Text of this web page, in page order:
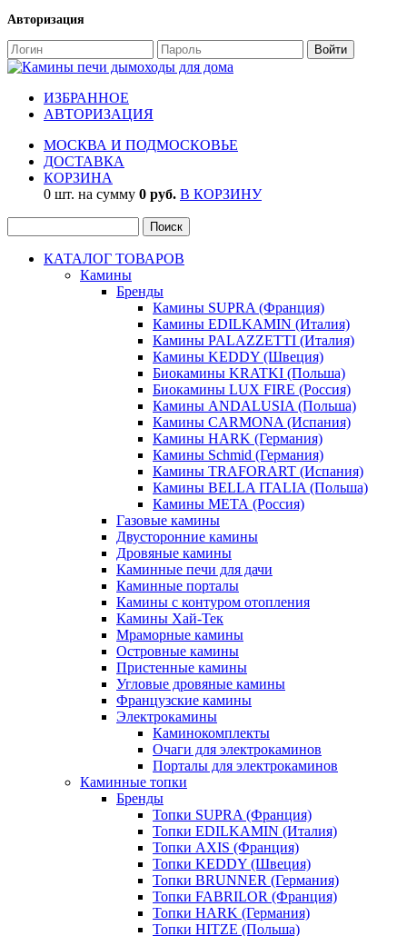
Авторизация
ИЗБРАННОЕ
АВТОРИЗАЦИЯ
МОСКВА И ПОДМОСКОВЬЕ
ДОСТАВКА
КОРЗИНА
0 шт. на сумму 0 руб. В КОРЗИНУ
КАТАЛОГ ТОВАРОВ
Камины
Бренды
Камины SUPRA (Франция)
Камины EDILKAMIN (Италия)
Камины PALAZZETTI (Италия)
Камины KEDDY (Швеция)
Биокамины KRATKI (Польша)
Биокамины LUX FIRE (Россия)
Камины ANDALUSIA (Польша)
Камины CARMONA (Испания)
Камины HARK (Германия)
Камины Schmid (Германия)
Камины TRAFORART (Испания)
Камины BELLA ITALIA (Польша)
Камины МЕТА (Россия)
Газовые камины
Двусторонние камины
Дровяные камины
Каминные печи для дачи
Каминные порталы
Камины с контуром отопления
Камины Хай-Тек
Мраморные камины
Островные камины
Пристенные камины
Угловые дровяные камины
Французские камины
Электрокамины
Каминокомплекты
Очаги для электрокаминов
Порталы для электрокаминов
Каминные топки
Бренды
Топки SUPRA (Франция)
Топки EDILKAMIN (Италия)
Топки AXIS (Франция)
Топки KEDDY (Швеция)
Топки BRUNNER (Германия)
Топки FABRILOR (Франция)
Топки HARK (Германия)
Топки HITZE (Польша)